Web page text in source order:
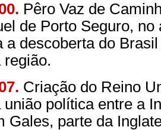
Pêro Vaz de
de Porto Seguro,
a descoberta do
região.
Criação do Reino
união política entre a
Gales, parte da